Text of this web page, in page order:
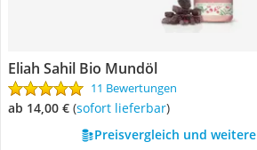
Eliah Sahil Bio Mundöl
11 Bewertungen
ab 14,00 € ( Sofort lieferbar)
Preisvergleich und